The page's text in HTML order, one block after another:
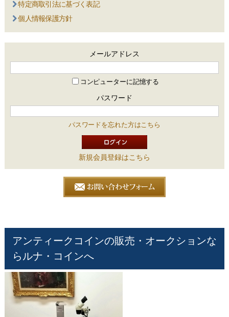
特定商取引法に基づく表記
個人情報保護方針
メールアドレス
コンピューターに記憶する
パスワード
パスワードを忘れた方はこちら
新規会員登録はこちら
アンティークコインの販売・オークションな
らルナ・コインへ